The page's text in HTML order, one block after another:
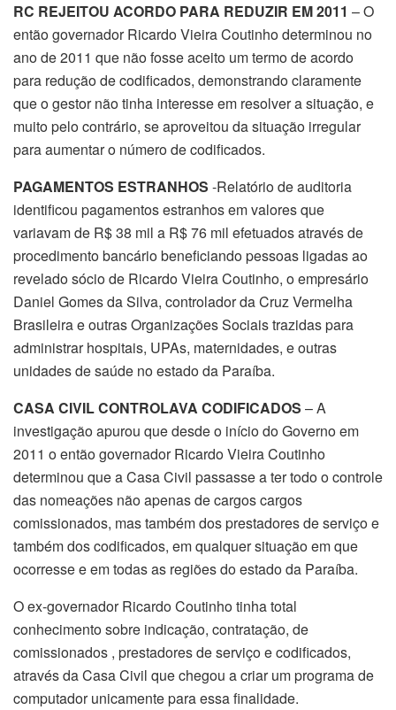
RC REJEITOU ACORDO PARA REDUZIR EM 2011 – O
então governador Ricardo Vieira Coutinho determinou no
ano de 2011 que não fosse aceito um termo de acordo
para redução de codificados, demonstrando claramente
que o gestor não tinha interesse em resolver a situação, e
muito pelo contrário, se aproveitou da situação irregular
para aumentar o número de codificados.
PAGAMENTOS ESTRANHOS -Relatório de auditoria
identificou pagamentos estranhos em valores que
variavam de R$ 38 mil a R$ 76 mil efetuados através de
procedimento bancário beneficiando pessoas ligadas ao
revelado sócio de Ricardo Vieira Coutinho, o empresário
Daniel Gomes da Silva, controlador da Cruz Vermelha
Brasileira e outras Organizações Sociais trazidas para
administrar hospitais, UPAs, maternidades, e outras
unidades de saúde no estado da Paraíba.
CASA CIVIL CONTROLAVA CODIFICADOS – A
investigação apurou que desde o início do Governo em
2011 o então governador Ricardo Vieira Coutinho
determinou que a Casa Civil passasse a ter todo o controle
das nomeações não apenas de cargos cargos
comissionados, mas também dos prestadores de serviço e
também dos codificados, em qualquer situação em que
ocorresse e em todas as regiões do estado da Paraíba.
O ex-governador Ricardo Coutinho tinha total
conhecimento sobre indicação, contratação, de
comissionados , prestadores de serviço e codificados,
através da Casa Civil que chegou a criar um programa de
computador unicamente para essa finalidade.